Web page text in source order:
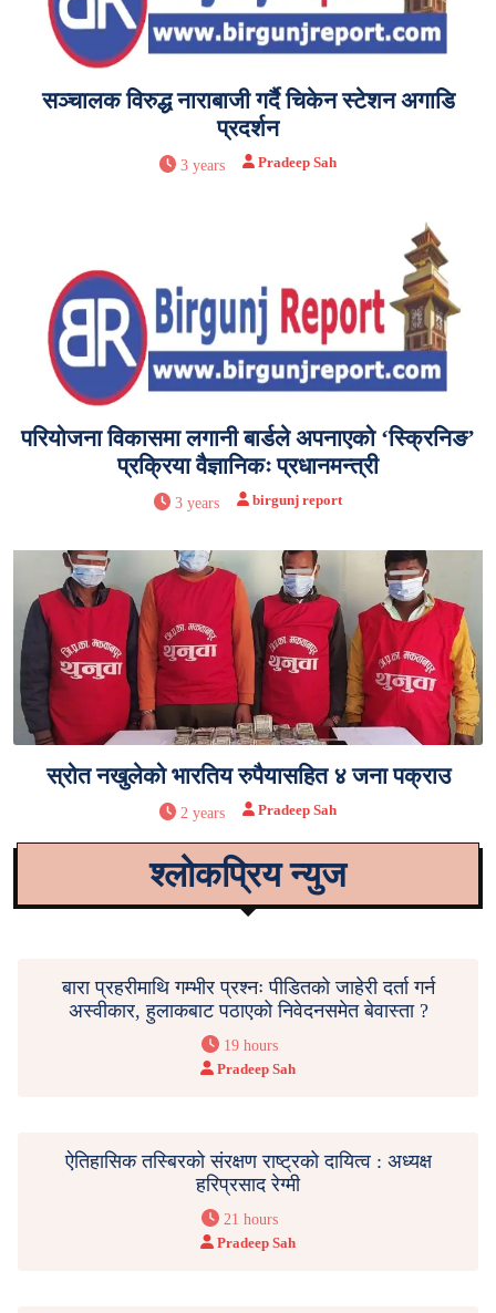
सञ्चालक विरुद्ध नाराबाजी गर्दै चिकेन स्टेशन अगाडि
प्रदर्शन
3 years Pradeep Sah
परियोजना विकासमा लगानी बार्डले अपनाएको ‘स्क्रिनिङ’
प्रक्रिया वैज्ञानिकः प्रधानमन्त्री
3 years birgunj report
स्रोत नखुलेको भारतिय रुपैयासहित ४ जना पक्राउ
2 years Pradeep Sah
श्लोकप्रिय न्युज
बारा प्रहरीमाथि गम्भीर प्रश्नः पीडितको जाहेरी दर्ता गर्न
अस्वीकार, हुलाकबाट पठाएको निवेदनसमेत बेवास्ता ?
19 hours
Pradeep Sah
ऐतिहासिक तस्बिरको संरक्षण राष्ट्रको दायित्व : अध्यक्ष
हरिप्रसाद रेग्मी
21 hours
Pradeep Sah